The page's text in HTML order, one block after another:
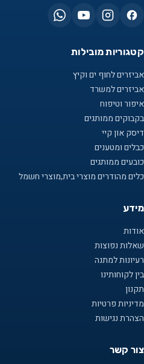
קטגוריות מובילות
אביזרים לחוף ים וקיץ
אביזרים למשרד
איפור וטיפוח
בקבוקים ממותגים
דיסק און קיי
כבלים ומטענים
כובעים ממותגים
כלים מהודרים מוצרי בית,מוצרי חשמל
מידע
אודות
שאלות נפוצות
רעיונות למתנה
בין לקוחותינו
תקנון
מדיניות פרטיות
הצהרת נגישות
צור קשר